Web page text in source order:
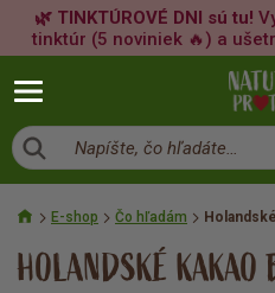
🌿 TINKTÚROVÉ DNI sú tu!
tinktúr (5 noviniek 🔥) a
Napíšte, čo hľadáte…
E-shop Čo hľadám
HOLANDSKÉ KAKAO